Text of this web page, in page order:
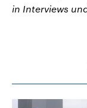
in Interviews